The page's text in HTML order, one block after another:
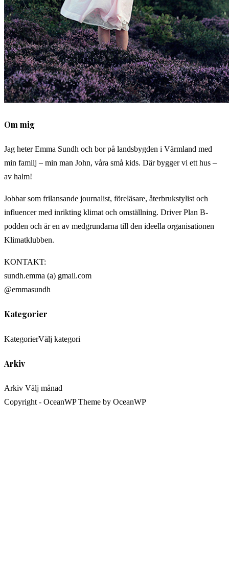
Om mig
Jag heter Emma Sundh och bor på landsbygden i Värmland med
min familj – min man John, våra små kids. Där bygger vi ett hus –
av halm!
Jobbar som frilansande journalist, föreläsare, återbrukstylist och
influencer med inrikting klimat och omställning. Driver Plan B-
podden och är en av medgrundarna till den ideella organisationen
Klimatklubben.
KONTAKT:
sundh.emma (a) gmail.com
@emmasundh
Kategorier
KategorierVälj kategori
Arkiv
Arkiv Välj månad
Copyright - OceanWP Theme by OceanWP